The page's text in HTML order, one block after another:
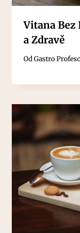
Vitana Bez
a Zdravě
OdGastro